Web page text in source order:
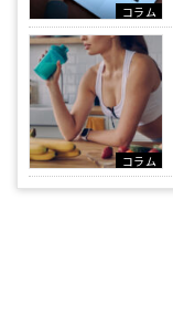
コラム
コラム